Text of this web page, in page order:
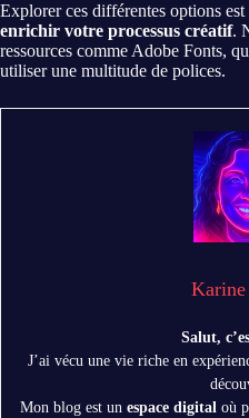
Explorer ces différentes options
enrichir votre processus créatif.
ressources comme Adobe Fonts,
utiliser une multitude de polices.
Salut,
J’ai vécu une vie riche en
Mon blog est un espace digitaloù